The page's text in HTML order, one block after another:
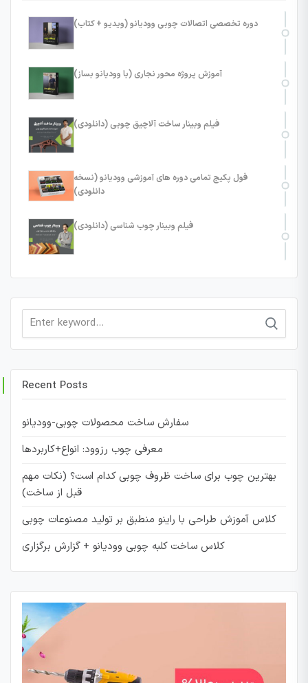
دوره تخصصی اتصالات چوبی وودیانو (ویدیو + کتاب)
آموزش پروژه محور نجاری (با وودیانو بساز)
فیلم وبینار ساخت آلاچیق چوبی (دانلودی)
فول پکیج تمامی دوره های آموزشی وودیانو (نسخه
دانلودی)
فیلم وبینار چوب شناسی (دانلودی)
Search
Recent Posts
سفارش ساخت محصولات چوبی-وودیانو
معرفی چوب رزوود: انواع+کاربردها
بهترین چوب برای ساخت ظروف چوبی کدام است؟ (نکات مهم
قبل از ساخت)
کلاس آموزش طراحی با راینو منطبق بر تولید مصنوعات چوبی
کلاس ساخت کلبه چوبی وودیانو + گزارش برگزاری